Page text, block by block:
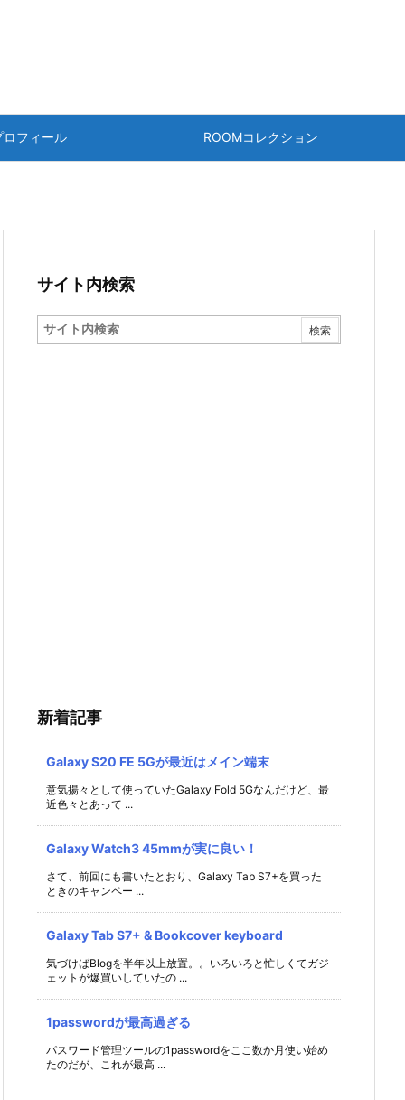
ロフィール ROOMコレクション
サイト内検索
新着記事
Galaxy S20 FE 5Gが最近はメイン端末
意気揚々として使っていたGalaxy Fold 5Gなんだけど、最
近色々とあって ...
Galaxy Watch3 45mmが実に良い！
さて、前回にも書いたとおり、Galaxy Tab S7+を買った
ときのキャンペー ...
Galaxy Tab S7+ & Bookcover keyboard
気づけばBlogを半年以上放置。。いろいろと忙しくてガジ
ェットが爆買いしていたの ...
1passwordが最高過ぎる
パスワード管理ツールの1passwordをここ数か月使い始め
たのだが、これが最高 ...